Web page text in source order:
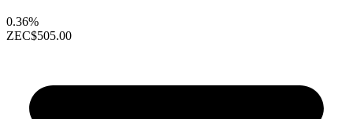
0.36%
ZEC$505.00